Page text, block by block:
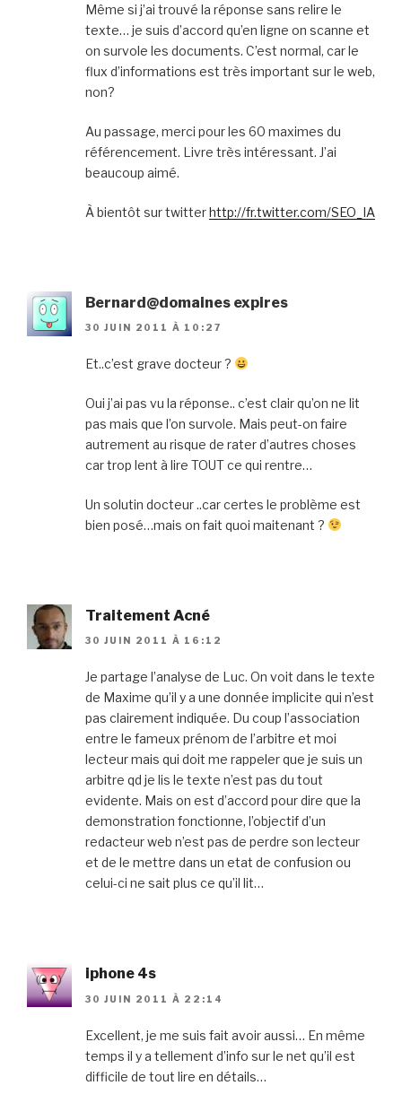
Même si j’ai trouvé la réponse sans relire le
texte… je suis d’accord qu’en ligne on scanne et
on survole les documents. C’est normal, car le
flux d’informations est très important sur le web,
non?
Au passage, merci pour les 60 maximes du
référencement. Livre très intéressant. J’ai
beaucoup aimé.
À bientôt sur twitterhttp://fr.twitter.com/SEO_IA
Bernard@domaines expires
30 JUIN 2011 À 10:27
Et..c’est grave docteur ?
Oui j’ai pas vu la réponse.. c’est clair qu’on ne lit
pas mais que l’on survole. Mais peut-on faire
autrement au risque de rater d’autres choses
car trop lent à lire TOUT ce qui rentre…
Un solutin docteur ..car certes le problème est
bien posé…mais on fait quoi maitenant ?
Traitement Acné
30 JUIN 2011 À 16:12
Je partage l’analyse de Luc. On voit dans le texte
de Maxime qu’il y a une donnée implicite qui n’est
pas clairement indiquée. Du coup l’association
entre le fameux prénom de l’arbitre et moi
lecteur mais qui doit me rappeler que je suis un
arbitre qd je lis le texte n’est pas du tout
evidente. Mais on est d’accord pour dire que la
demonstration fonctionne, l’objectif d’un
redacteur web n’est pas de perdre son lecteur
et de le mettre dans un etat de confusion ou
celui-ci ne sait plus ce qu’il lit…
iphone 4s
30 JUIN 2011 À 22:14
Excellent, je me suis fait avoir aussi… En même
temps il y a tellement d’info sur le net qu’il est
difficile de tout lire en détails…